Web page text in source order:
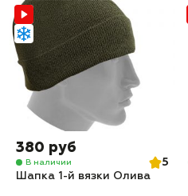
380 руб
В наличии
5
Шапка 1-й вязки Олива